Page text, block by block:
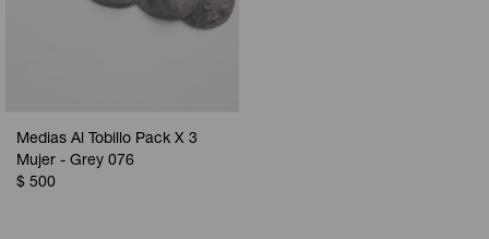
Medias Al Tobillo Pack X 3
Mujer - Grey 076
$ 500